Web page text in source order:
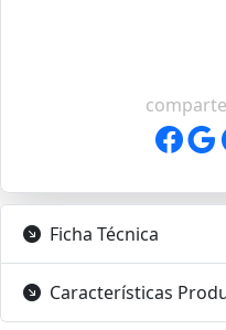
Ficha Técnica
Características